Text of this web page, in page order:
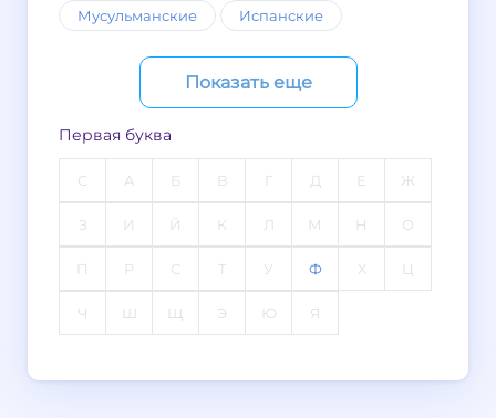
Мусульманские Испанские
Показать еще
Первая буква
C А Б В Г Д Е Ж
З И Й К Л М Н О
П Р С Т У Ф Х Ц
Ч Э Ю Я